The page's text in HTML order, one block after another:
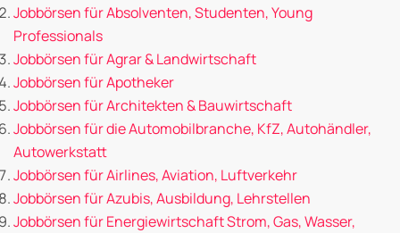
Jobbörsen für Absolventen, Studenten, Young
Professionals
Jobbörsen für Agrar & Landwirtschaft
Jobbörsen für Apotheker
Jobbörsen für Architekten & Bauwirtschaft
Jobbörsen für die Automobilbranche, KfZ, Autohändler,
Autowerkstatt
Jobbörsen für Airlines, Aviation, Luftverkehr
Jobbörsen für Azubis, Ausbildung, Lehrstellen
Jobbörsen für Energiewirtschaft Strom, Gas, Wasser,